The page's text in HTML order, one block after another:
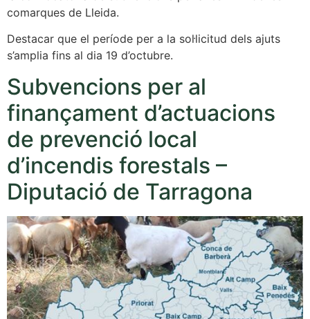
comarques de Lleida.
Destacar que el període per a la sol·licitud dels ajuts
s’amplia fins al dia 19 d’octubre.
Subvencions per al
finançament d’actuacions
de prevenció local
d’incendis forestals –
Diputació de Tarragona